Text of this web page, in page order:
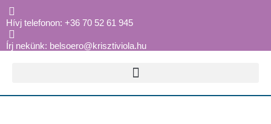
Hívj telefonon: +36 70 52 61 945
Írj nekünk: belsoero@krisztiviola.hu